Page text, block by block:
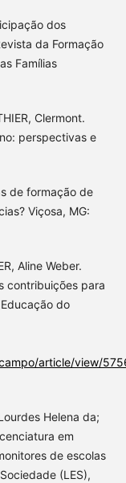
dos
da Formação
Famílias
Clermont.
perspectivas e
de formação de
Viçosa, MG:
Aline Weber.
contribuições para
do
article/view/
Helena da;
em
de escolas
(LES),